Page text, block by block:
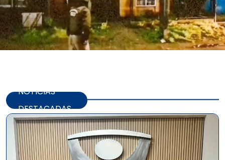
NOTICIAS
DESTACADAS